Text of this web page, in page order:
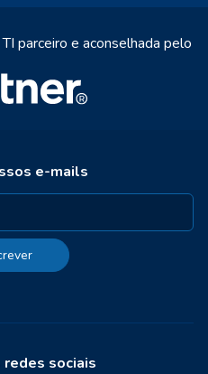
parceiro e aconselhada pelo
e-mails
redes sociais